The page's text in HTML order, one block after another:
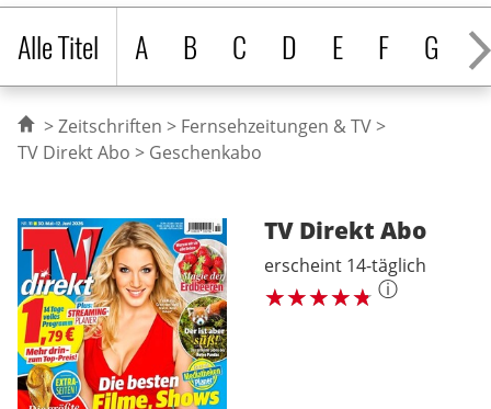
Alle Titel
A B C D E F G H
Zeitschriften
Fernsehzeitungen & TV
TV Direkt Abo
Geschenkabo
TV Direkt Abo
erscheint 14-täglich
ⓘ